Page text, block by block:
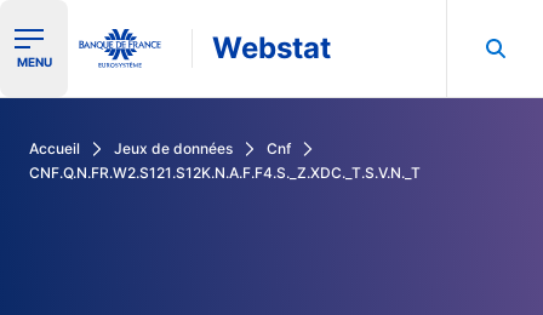
Ouvrir le menu de navigation
MENU Webstat
Accueil Jeux de données
Cnf
CNF.Q.N.FR.W2.S121.S12K.N.A.F.F4.S._Z.XDC._T.S.V.N._T